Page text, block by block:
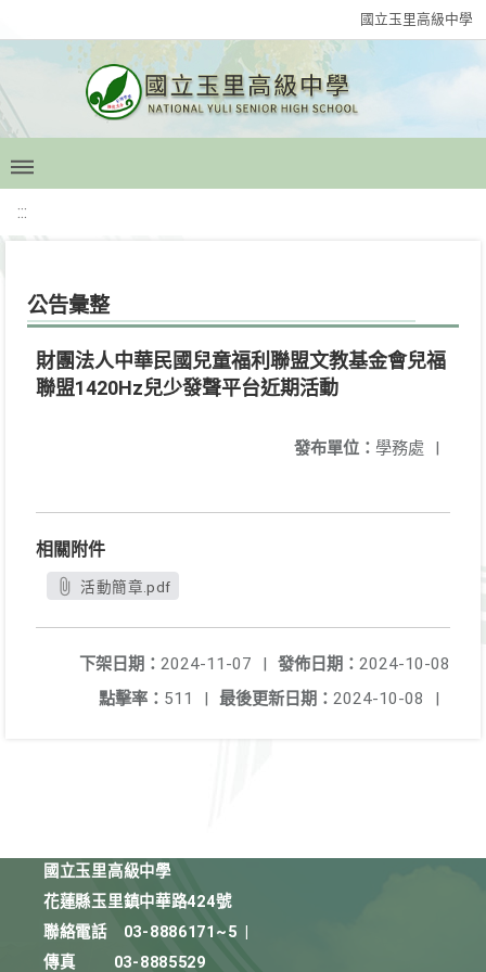
國立玉里高級中學
:::
公告彙整
財團法人中華民國兒童福利聯盟文教基金會兒福
聯盟1420Hz兒少發聲平台近期活動
發布單位： 學務處 |
相關附件
活動簡章.pdf
發佈日期： 2024-10-08
下架日期： 2024-11-07
|
最後更新日期： 2024-10-08 |
點擊率： 511 |
國立玉里高級中學
花蓮縣玉里鎮中華路424號
聯絡電話
03-8886171~5
傳真
03-8885529